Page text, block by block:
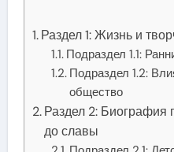
Раздел 1: Жизнь и
Подраздел 1.1:
Подраздел 1.2:
общество
Раздел 2: Биография
до славы